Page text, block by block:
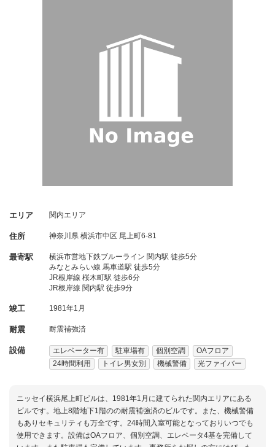
エリア 関内エリア
住所 神奈川県 横浜市中区 尾上町6-81
最寄駅
横浜市営地下鉄ブルーライン 関内駅 徒歩5分
みなとみらい線 馬車道駅 徒歩5分
JR根岸線 桜木町駅 徒歩6分
JR根岸線 関内駅 徒歩9分
竣工 1981年1月
耐震 耐震補強済
設備 エレベーター有 駐車場有 個別空調
OAフロア
24時間利用
トイレ男女別 機械警備 光ファイバー
ニッセイ横浜尾上町ビルは、1981年1月に建てられた関内エリアにある
ビルです。地上8階地下1階のの耐震補強済のビルです。また、機械警備
もありセキュリティも万全です。24時間入室可能となっておりいつでも
使用できます。設備はOAフロア、個別空調、エレベータ4基を完備して